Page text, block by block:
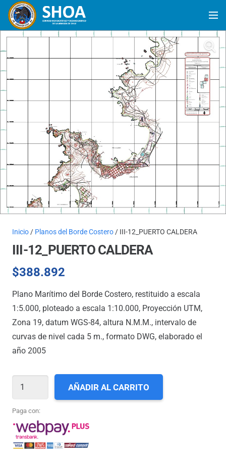
Inicio / Planos del Borde Costero / III-12_PUERTO CALDERA
III-12_PUERTO CALDERA
$388.892
Plano Marítimo del Borde Costero, restituido a escala
1:5.000, ploteado a escala 1:10.000, Proyección UTM,
Zona 19, datum WGS-84, altura N.M.M., intervalo de
curvas de nivel cada 5 m., formato DWG, elaborado el
año 2005
CALDERA
cantidad
AÑADIR AL CARRITO
Paga con: